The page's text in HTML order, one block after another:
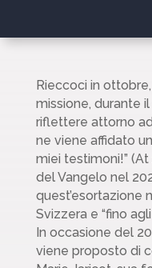
Rieccoci in
missione, durante
riflettere attorno
ne viene affidato
miei testimoni!”
del Vangelo nel
quest’esortazione
Svizzera e “fino
In occasione del
viene proposto di